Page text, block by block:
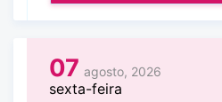
07 agosto, 2026
sexta-feira